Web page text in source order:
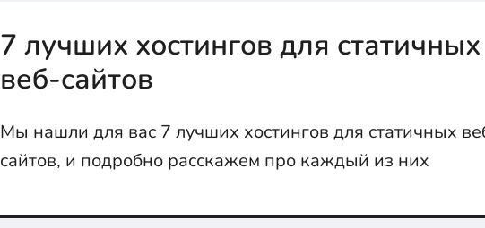
7 лучших хостингов для статичных
веб-сайтов
Мы нашли для вас 7 лучших хостингов для статичных
сайтов, и подробно расскажем про каждый из них